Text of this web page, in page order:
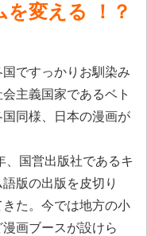
を変える ！？
ですっかりお馴染み
主義国家であるベト
同様、日本の漫画が
国営出版社であるキ
版の出版を皮切り
た。今では地方の小
画ブースが設けら